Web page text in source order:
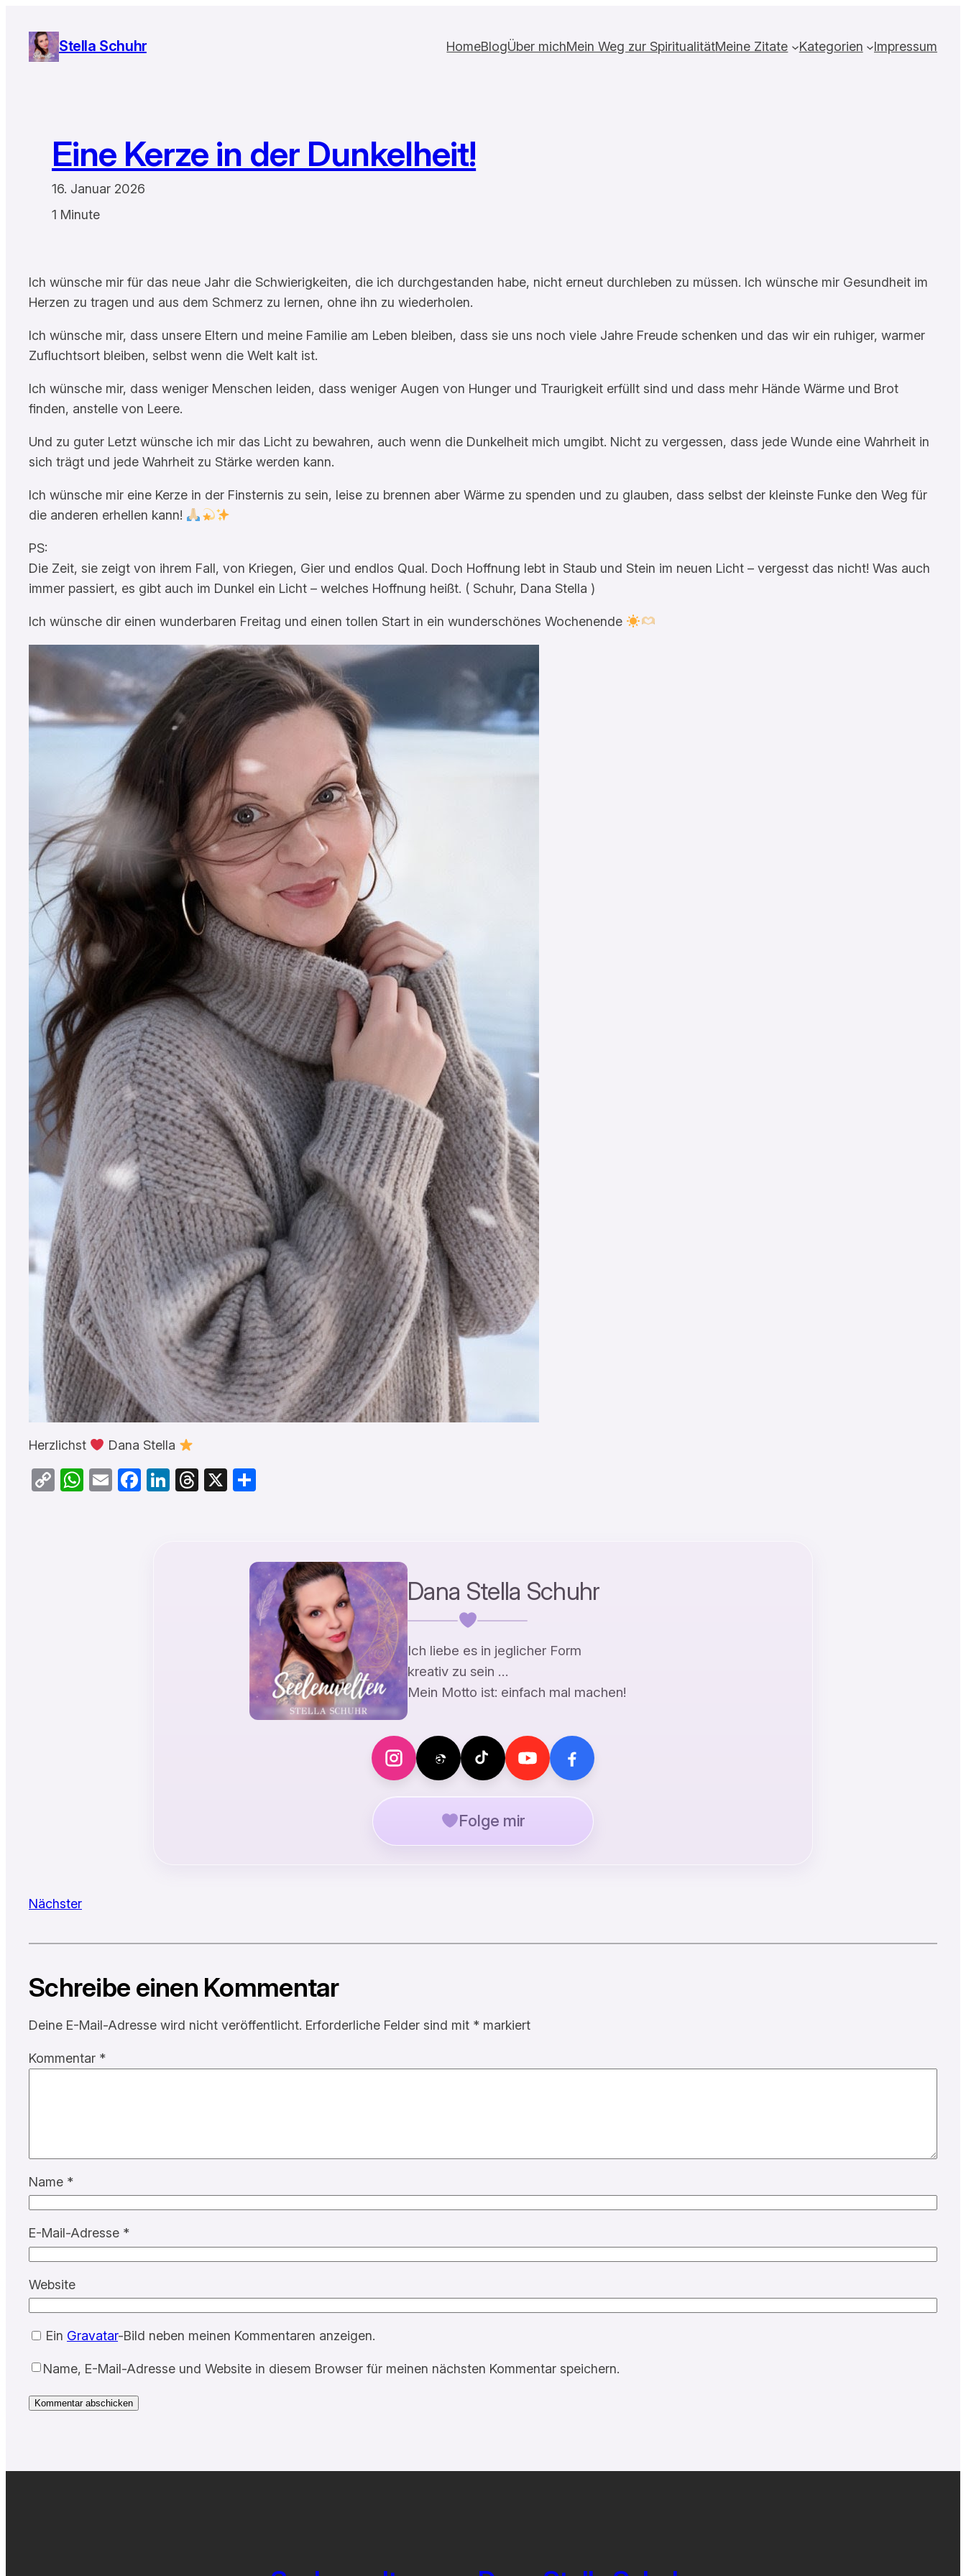
Inhalt
springen
Stella Schuhr HomeBlogÜber michMein Weg zur SpiritualitätMeine Zitate Kategorien Impressum
Eine Kerze in der Dunkelheit!
16. Januar 2026
1 Minute
Ich wünsche mir für das neue Jahr die Schwierigkeiten, die ich durchgestanden habe, nicht erneut durchleben zu müssen. Ich wünsche mir Gesundheit im
Herzen zu tragen und aus dem Schmerz zu lernen, ohne ihn zu wiederholen.
Ich wünsche mir, dass unsere Eltern und meine Familie am Leben bleiben, dass sie uns noch viele Jahre Freude schenken und das wir ein ruhiger, warmer
Zufluchtsort bleiben, selbst wenn die Welt kalt ist.
Ich wünsche mir, dass weniger Menschen leiden, dass weniger Augen von Hunger und Traurigkeit erfüllt sind und dass mehr Hände Wärme und Brot
finden, anstelle von Leere.
Und zu guter Letzt wünsche ich mir das Licht zu bewahren, auch wenn die Dunkelheit mich umgibt. Nicht zu vergessen, dass jede Wunde eine Wahrheit in
sich trägt und jede Wahrheit zu Stärke werden kann.
Ich wünsche mir eine Kerze in der Finsternis zu sein, leise zu brennen aber Wärme zu spenden und zu glauben, dass selbst der kleinste Funke den Weg für
die anderen erhellen kann!
PS:
Die Zeit, sie zeigt von ihrem Fall, von Kriegen, Gier und endlos Qual. Doch Hoffnung lebt in Staub und Stein im neuen Licht – vergesst das nicht! Was auch
immer passiert, es gibt auch im Dunkel ein Licht – welches Hoffnung heißt. ( Schuhr, Dana Stella )
Ich wünsche dir einen wunderbaren Freitag und einen tollen Start in ein wunderschönes Wochenende
Herzlichst Dana Stella
CopyWhatsApp
EmailFacebook
LinkedIn
Threads
X
Dana Stella Schuhr
Ich liebe es in jeglicher Form
kreativ zu sein …
Mein Motto ist: einfach mal machen!
Folge mir
Nächster
Schreibe einen Kommentar
Deine E-Mail-Adresse wird nicht veröffentlicht. Erforderliche Felder sind mit * markiert
Kommentar *
Name *
E-Mail-Adresse *
Website
Ein Gravatar-Bild neben meinen Kommentaren anzeigen.
Name, E-Mail-Adresse und Website in diesem Browser für meinen nächsten Kommentar speichern.